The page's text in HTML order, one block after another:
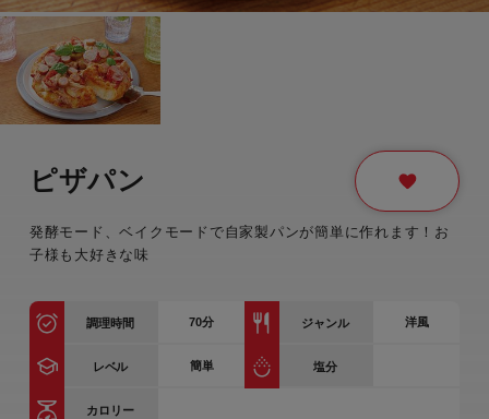
ピザパン
発酵モード、ベイクモードで自家製パンが簡単に作れます！お
子様も大好きな味
調理時間 70分 ジャンル 洋風
レベル 簡単 塩分
カロリー